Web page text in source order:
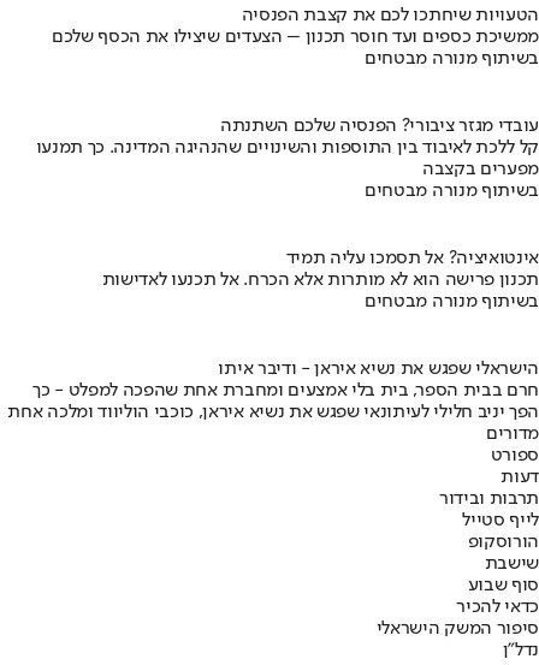
הטעויות שיחתכו לכם את קצבת הפנסיה
ממשיכת כספים ועד חוסר תכנון – הצעדים שיצילו את הכסף שלכם
בשיתוף מנורה מבטחים
עובדי מגזר ציבורי? הפנסיה שלכם השתנתה
קל ללכת לאיבוד בין התוספות והשינויים שהנהיגה המדינה. כך תמנעו
מפערים בקצבה
בשיתוף מנורה מבטחים
אינטואיציה? אל תסמכו עליה תמיד
תכנון פרישה הוא לא מותרות אלא הכרח. אל תכנעו לאדישות
בשיתוף מנורה מבטחים
הישראלי שפגש את נשיא איראן - ודיבר איתו
חרם בבית הספר, בית בלי אמצעים ומחברת אחת שהפכה למפלט - כך
הפך יניב חלילי לעיתונאי שפגש את נשיא איראן, כוכבי הוליווד ומלכה אחת
מדורים
ספורט
דעות
תרבות ובידור
לייף סטייל
הורוסקופ
שישבת
סוף שבוע
כדאי להכיר
סיפור המשק הישראלי
נדל"ן